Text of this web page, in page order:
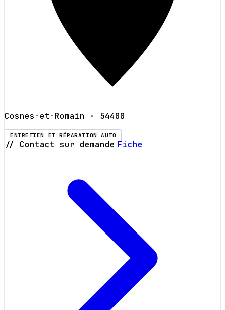
Cosnes-et-Romain · 54400
ENTRETIEN ET RÉPARATION AUTO
// Contact sur demande Fiche